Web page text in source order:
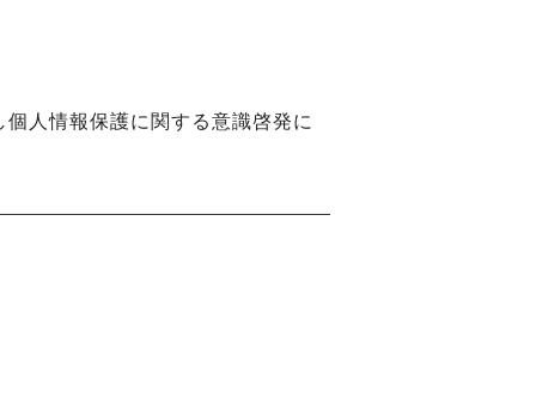
人情報保護に関する意識啓発に